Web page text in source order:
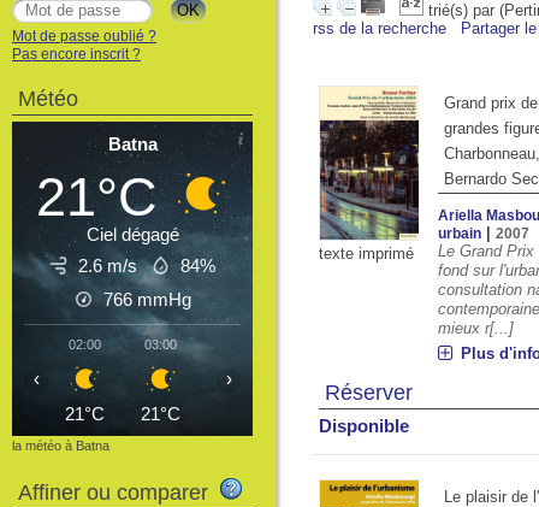
trié(s) par
rss de la recherche
Partager
texte imprimé
Grand prix
grandes
Bernardo
Ariella
urbain |2007
Le Grand
fond sur
consultation
mieux r[...]
Plus
Réserver
Disponible
Le plaisir de
Mot de passe oublié ?
Pas encore inscrit ?
Météo
Batna
21°C
Ciel dégagé
2.6 m/s
84%
766 mmHg
02:00
21°C
03:00
21°C
04:00
20°C 19°C
07:00
21°C
‹ ›
la météo à Batna
Affiner ou comparer